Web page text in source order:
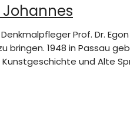
Johannes
Prof. Dr.
bringen. 1948 in Passau
und Alte